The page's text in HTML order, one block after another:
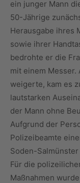
ein junger Mann
50-Jährige
Herausgabe ihres
sowie ihrer
bedrohte er die
mit einem
weigerte, kam es
lautstarken
der Mann ohne
Aufgrund der
Polizeibeamte
Soden-
Für die
Maßnahmen